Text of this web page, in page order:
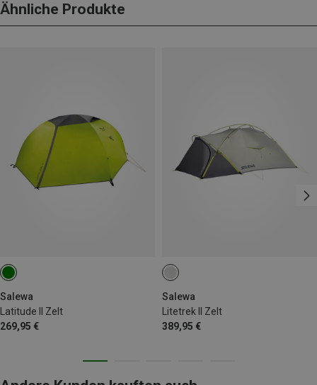
Ähnliche Produkte
Salewa
Latitude II Zelt
269,95 €
Salewa
Litetrek II Zelt
389,95 €